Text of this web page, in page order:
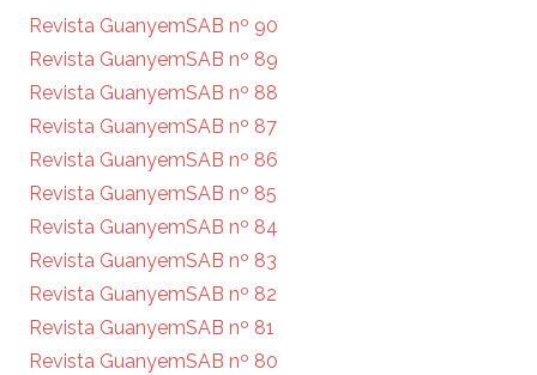
Revista GuanyemSAB nº 90
Revista GuanyemSAB nº 89
Revista GuanyemSAB nº 88
Revista GuanyemSAB nº 87
Revista GuanyemSAB nº 86
Revista GuanyemSAB nº 85
Revista GuanyemSAB nº 84
Revista GuanyemSAB nº 83
Revista GuanyemSAB nº 82
Revista GuanyemSAB nº 81
Revista GuanyemSAB nº 80